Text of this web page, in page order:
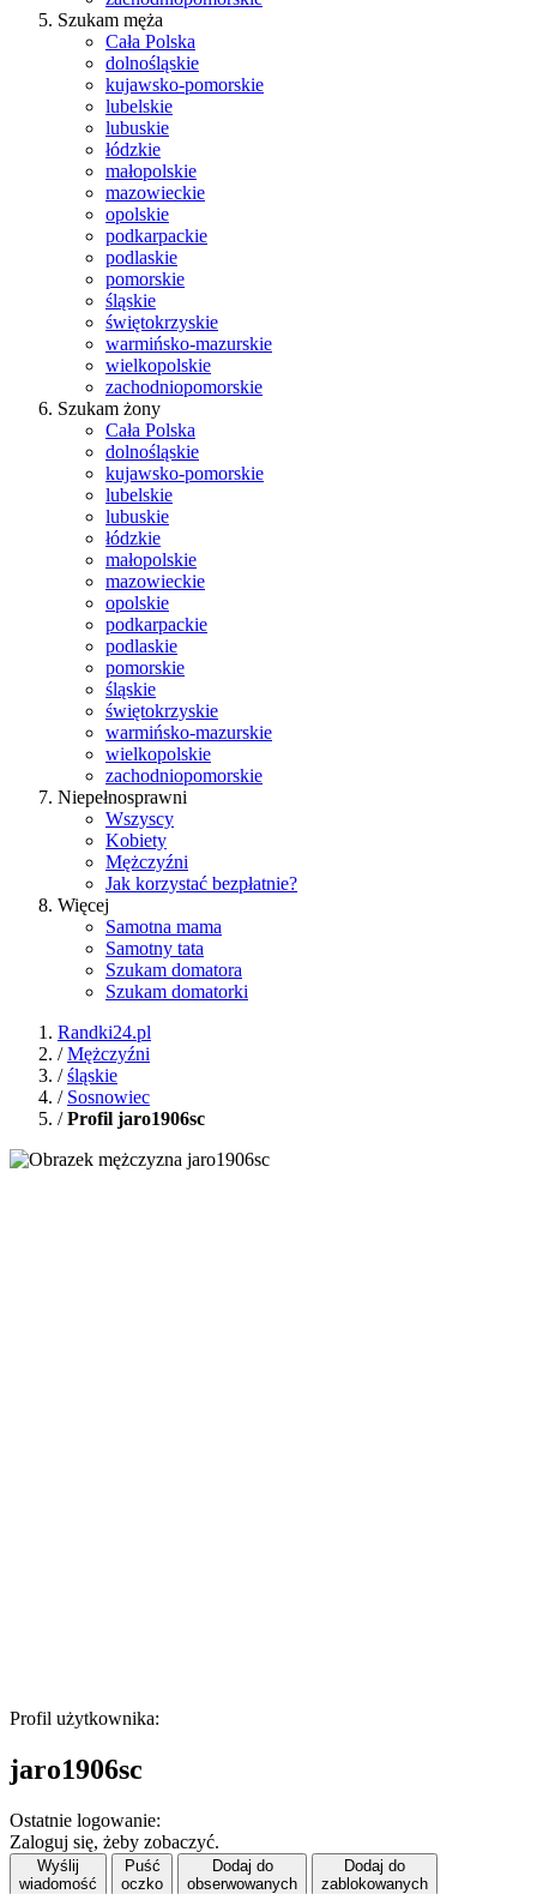
Szukam męża
Cała Polska
dolnośląskie
kujawsko-pomorskie
lubelskie
lubuskie
łódzkie
małopolskie
mazowieckie
opolskie
podkarpackie
podlaskie
pomorskie
śląskie
świętokrzyskie
warmińsko-mazurskie
wielkopolskie
zachodniopomorskie
Szukam żony
Cała Polska
dolnośląskie
kujawsko-pomorskie
lubelskie
lubuskie
łódzkie
małopolskie
mazowieckie
opolskie
podkarpackie
podlaskie
pomorskie
śląskie
świętokrzyskie
warmińsko-mazurskie
wielkopolskie
zachodniopomorskie
Niepełnosprawni
Wszyscy
Kobiety
Mężczyźni
Jak korzystać bezpłatnie?
Więcej
Samotna mama
Samotny tata
Szukam domatora
Szukam domatorki
Randki24.pl
/Mężczyźni
/śląskie
/ Sosnowiec
/Profil jaro1906sc
Profil użytkownika:
jaro1906sc
Ostatnie logowanie:
Zaloguj się, żeby zobaczyć.
Wyślij
wiadomość
Puść
oczko
Dodaj do
obserwowanych
Dodaj do
zablokowanych